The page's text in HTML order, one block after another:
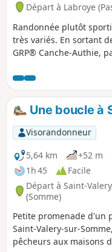
Départ à Labroye
Randonnée plutôt
très variés. En sortant
GRP® Canche-Authie,
Une boucle à
Visorandonneur
5,64 km
+52 m
1h 45
Facile
Départ à Saint-
(Somme)
Petite promenade d'un
Saint-Valery-sur-
pêcheurs aux maisons